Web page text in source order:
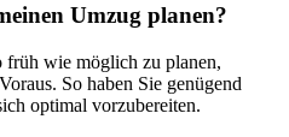
Umzug planen?
wie möglich zu planen,
So haben Sie genügend
optimal vorzubereiten.